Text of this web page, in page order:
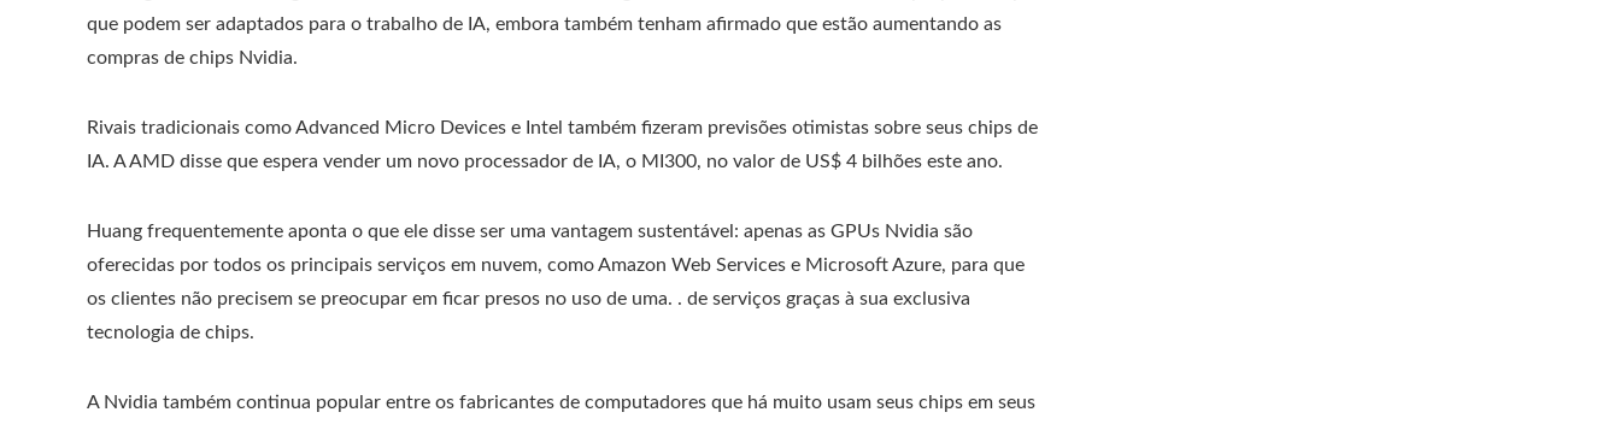
que podem ser adaptados para o trabalho de IA, embora também tenham afirmado que estão aumentando as
compras de chips Nvidia.
Rivais tradicionais como Advanced Micro Devices e Intel também fizeram previsões otimistas sobre seus chips de
IA. A AMD disse que espera vender um novo processador de IA, o MI300, no valor de US$ 4 bilhões este ano.
Huang frequentemente aponta o que ele disse ser uma vantagem sustentável: apenas as GPUs Nvidia são
oferecidas por todos os principais serviços em nuvem, como Amazon Web Services e Microsoft Azure, para que
os clientes não precisem se preocupar em ficar presos no uso de uma. . de serviços graças à sua exclusiva
tecnologia de chips.
A Nvidia também continua popular entre os fabricantes de computadores que há muito usam seus chips em seus